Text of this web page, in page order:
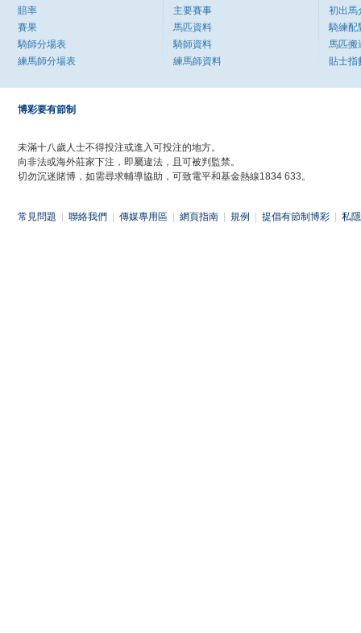
賠率
賽果
騎師分場表
練馬師分場表
主要賽事
馬匹資料
騎師資料
練馬師資料
初出馬
騎練配
馬匹搬
貼士指
博彩要有節制
未滿十八歲人士不得投注或進入可投注的地方。
向非法或海外莊家下注，即屬違法，且可被判監禁。
切勿沉迷賭博，如需尋求輔導協助，可致電平和基金熱線1834 633。
常見問題 聯絡我們 傳媒專用區 網頁指南 規例 提倡有節制博彩 私